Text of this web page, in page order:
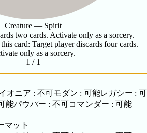
Creature — Spirit
two cards. Activate only as a sorcery.
card: Target player discards four cards.
only as a sorcery.
1 / 1
オニア : 不可モダン : 可能レガシー : 可
能パウパー : 不可コマンダー : 可能
マット